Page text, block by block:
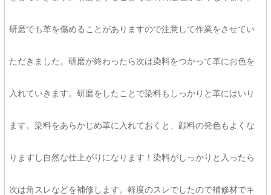
研磨でも革を傷めることがありますので注意して作業をさせてい
ただきました。研磨が終わったら次は染料をつかって革にお色を
入れていきます。研磨をしたことで染料もしっかりと革にはいり
ます。染料をあらかじめ革に入れておくと、顔料の発色もよくな
りますし自然な仕上がりになります！染料がしっかりと入ったら
次は角スレなどを補修します。軽度のスレでしたので補修材でキ